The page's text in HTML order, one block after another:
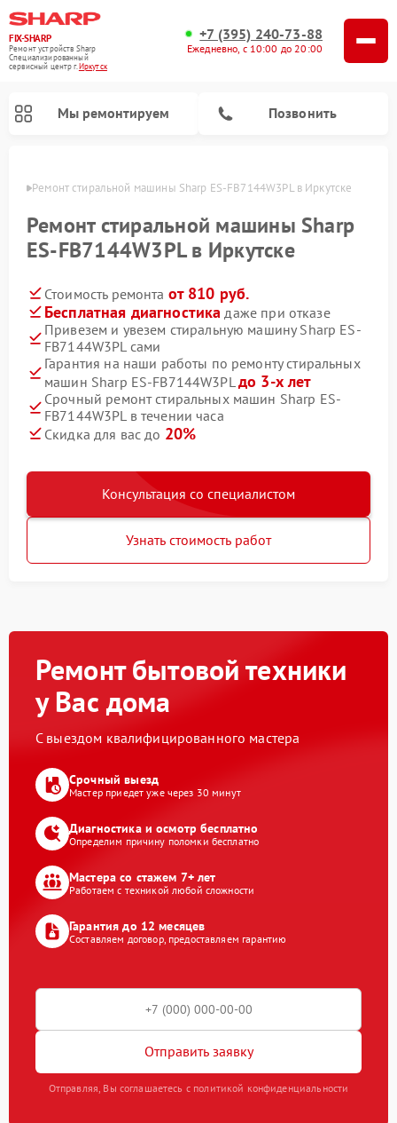
FIX-SHARP
Ремонт устройств Sharp
Специализированный
cервисный центр г.Иркутск
+7 (395) 240-73-88
Ежедневно, с 10:00 до 20:00
Мы ремонтируем Позвонить
Ремонт стиральной машины Sharp ES-FB7144W3PL в Иркутске
Ремонт стиральной машины Sharp
ES-FB7144W3PL в Иркутске
Стоимость ремонта от 810 руб.
Бесплатная диагностика даже при отказе
Привезем и увезем стиральную машину Sharp ES-
FB7144W3PL сами
Гарантия на наши работы по ремонту стиральных
машин Sharp ES-FB7144W3PL до 3-х лет
Срочный ремонт стиральных машин Sharp ES-
FB7144W3PL в течении часа
Скидка для вас до 20%
Консультация со специалистом
Узнать стоимость работ
Ремонт бытовой техники
у Вас дома
С выездом квалифицированного мастера
Срочный выезд
Мастер приедет уже через 30 минут
Диагностика и осмотр бесплатно
Определим причину поломки бесплатно
Мастера со стажем 7+ лет
Работаем с техникой любой сложности
Гарантия до 12 месяцев
Составляем договор, предоставляем гарантию
Отправить заявку
Отправляя, Вы соглашаетесь с политикой конфиденциальности